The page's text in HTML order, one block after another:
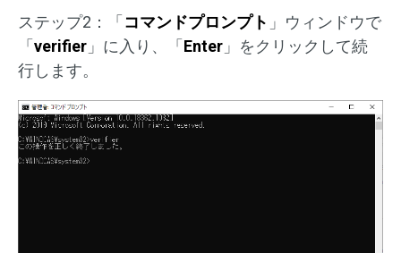
ステップ2：「 コマンドプロンプト 」ウィンドウで
「 verifier 」に入り、「 Enter 」をクリックして続
行します。